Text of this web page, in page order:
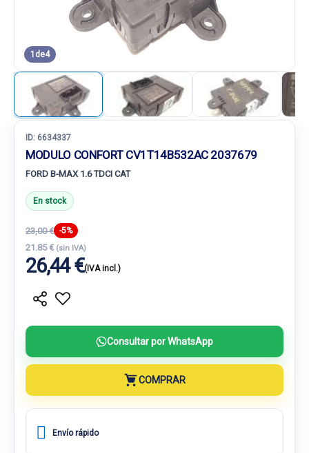
1 de4
ID: 6634337
MODULO CONFORT CV1T14B532AC 2037679
FORD B-MAX 1.6 TDCI CAT
En stock
23,00 € -5%
21.85 € (sin IVA)
26,44 €(IVA incl.)
Consultar por WhatsApp
COMPRAR
Envío rápido